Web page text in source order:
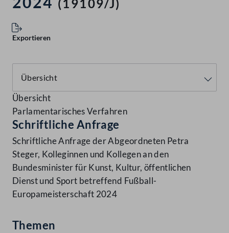
(19109/J)
Exportieren
Übersicht
Parlamentarisches Verfahren
Schriftliche Anfrage
Schriftliche Anfrage der Abgeordneten Petra
Steger, Kolleginnen und Kollegen an den
Bundesminister für Kunst, Kultur, öffentlichen
Dienst und Sport betreffend Fußball-
Europameisterschaft 2024
Themen